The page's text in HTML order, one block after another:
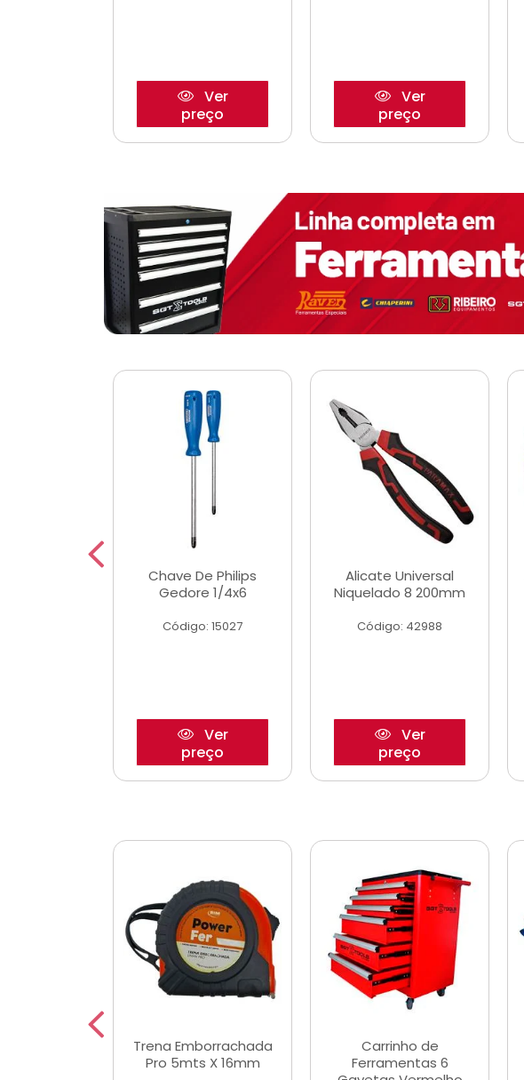
Ver
preço
Ver
preço
Chave De Philips
Gedore 1/4x6
Código: 15027
Ver
preço
Alicate Universal
Niquelado 8 200mm
Código: 42988
Ver
preço
Trena Emborrachada
Pro 5mts X 16mm
Carrinho de
Ferramentas 6